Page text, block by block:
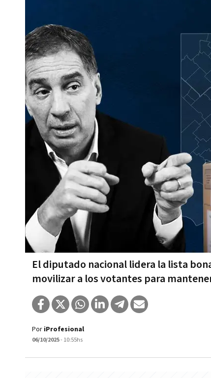
El diputado nacional lidera la lista
movilizar a los votantes para
Por iProfesional
06/10/2025- 10:55hs